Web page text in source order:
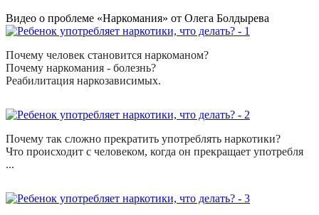
Видео о проблеме «Наркомания» от Олега Болдырева
Почему человек становится наркоманом?
Почему наркомания - болезнь?
Реабилитация наркозависимых.
Почему так сложно прекратить употреблять наркотики?
Что происходит с человеком, когда он прекращает употребля
...